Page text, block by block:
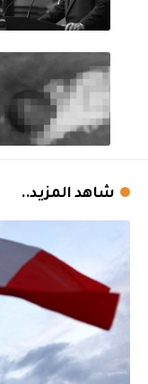
شاهد المزيد..